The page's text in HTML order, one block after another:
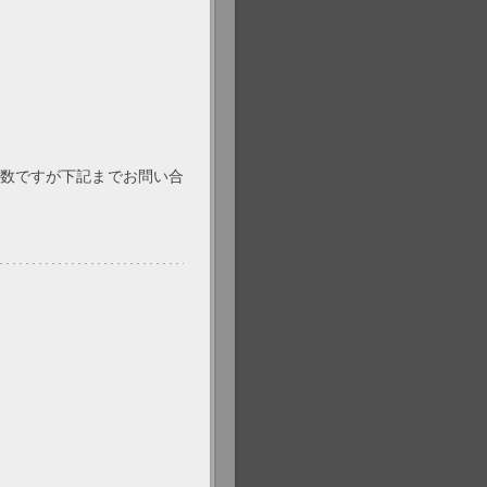
ですが下記までお問い合